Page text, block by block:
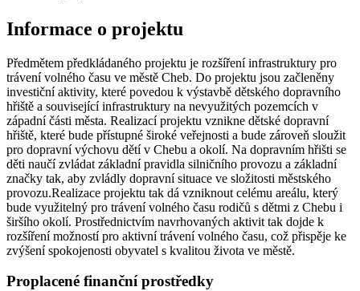
Informace o projektu
Předmětem předkládaného projektu je rozšíření infrastruktury pro
trávení volného času ve městě Cheb. Do projektu jsou začleněny
investiční aktivity, které povedou k výstavbě dětského dopravního
hřiště a související infrastruktury na nevyužitých pozemcích v
západní části města. Realizací projektu vznikne dětské dopravní
hřiště, které bude přístupné široké veřejnosti a bude zároveň sloužit
pro dopravní výchovu dětí v Chebu a okolí. Na dopravním hřišti se
děti naučí zvládat základní pravidla silničního provozu a základní
značky tak, aby zvládly dopravní situace ve složitosti městského
provozu.Realizace projektu tak dá vzniknout celému areálu, který
bude využitelný pro trávení volného času rodičů s dětmi z Chebu i
širšího okolí. Prostřednictvím navrhovaných aktivit tak dojde k
rozšíření možností pro aktivní trávení volného času, což přispěje ke
zvýšení spokojenosti obyvatel s kvalitou života ve městě.
Proplacené finanční prostředky